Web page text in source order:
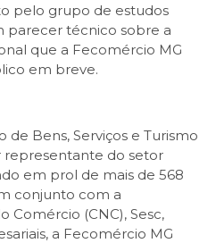
pelo grupo de estudos
parecer técnico sobre a
que a Fecomércio MG
em breve.
de Bens, Serviços e Turismo
representante do setor
em prol de mais de 568
conjunto com a
Comércio (CNC), Sesc,
a Fecomércio MG